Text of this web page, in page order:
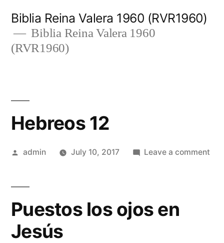
content
Biblia Reina Valera 1960 (RVR1960)
Biblia Reina Valera 1960
(RVR1960)
Hebreos 12
Posted
admin July 10, 2017 Leave a comment
Puestos los ojos en
Jesús